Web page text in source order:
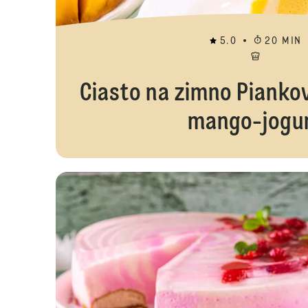
5.0 20 MIN
Ciasto na zimno
mango-